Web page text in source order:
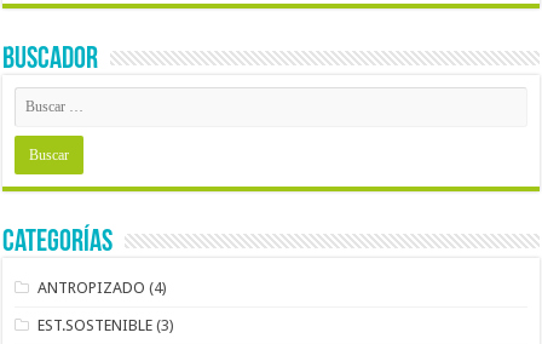
BUSCADOR
Categorías
ANTROPIZADO (4)
EST.SOSTENIBLE (3)